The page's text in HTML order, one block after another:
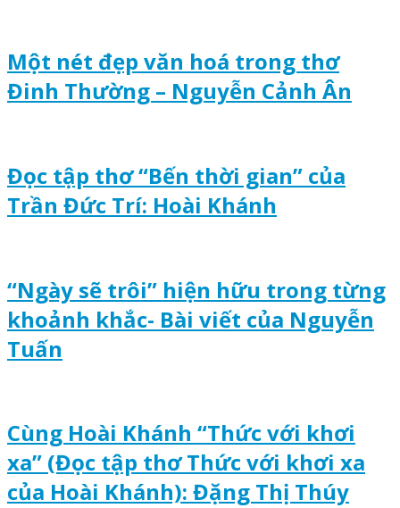
Một nét đẹp văn hoá trong thơ
Đinh Thường – Nguyễn Cảnh Ân
Đọc tập thơ “Bến thời gian” của
Trần Đức Trí: Hoài Khánh
“Ngày sẽ trôi” hiện hữu trong từng
khoảnh khắc- Bài viết của Nguyễn
Tuấn
Cùng Hoài Khánh “Thức với khơi
xa” (Đọc tập thơ Thức với khơi xa
của Hoài Khánh): Đặng Thị Thúy